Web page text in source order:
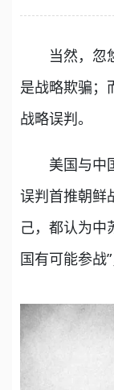
当然，忽悠
是战略欺骗；
战略误判。
美国与中国
误判首推朝鲜
己，都认为中
国有可能参战